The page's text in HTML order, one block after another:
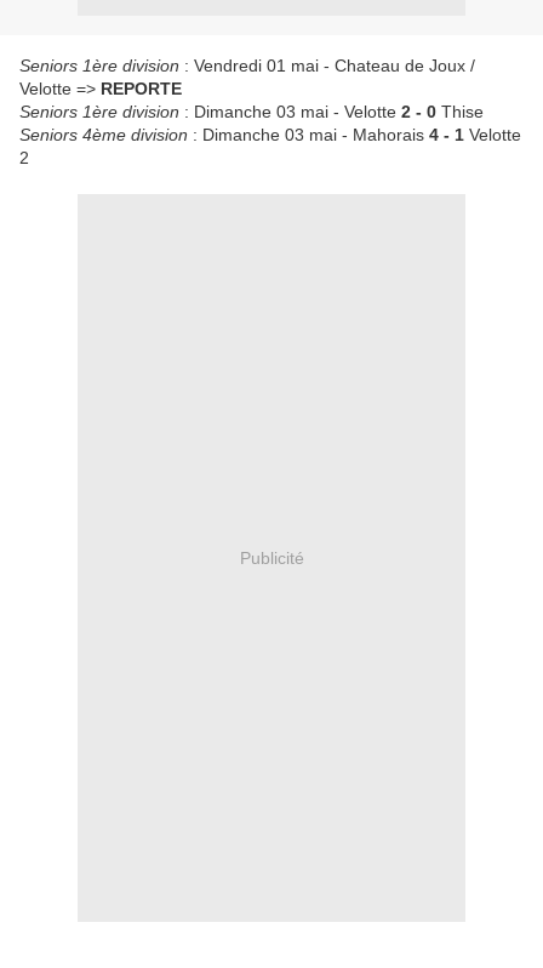
Seniors 1ère division : Vendredi 01 mai - Chateau de Joux /
Velotte => REPORTE
Seniors 1ère division : Dimanche 03 mai - Velotte 2 - 0 Thise
Seniors 4ème division : Dimanche 03 mai - Mahorais 4 - 1 Velotte
2
Publicité